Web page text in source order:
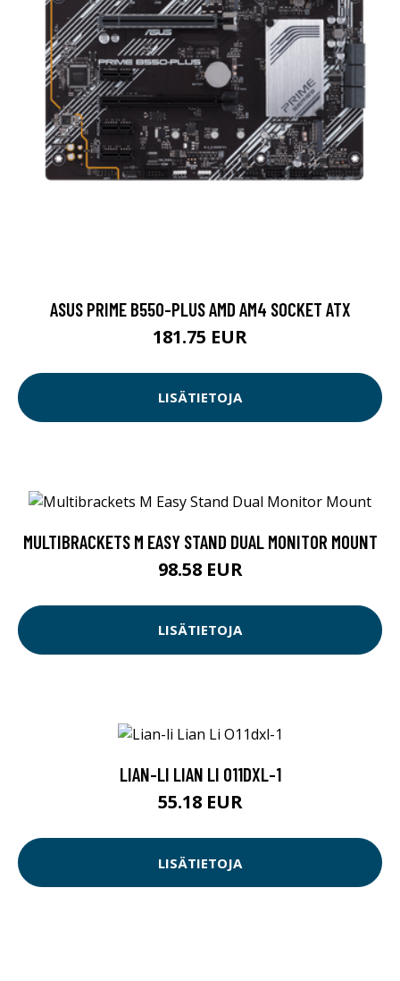
ASUS PRIME B550-PLUS AMD AM4 SOCKET ATX
181.75 EUR
LISÄTIETOJA
MULTIBRACKETS M EASY STAND DUAL MONITOR MOUNT
98.58 EUR
LISÄTIETOJA
LIAN-LI LIAN LI O11DXL-1
55.18 EUR
LISÄTIETOJA